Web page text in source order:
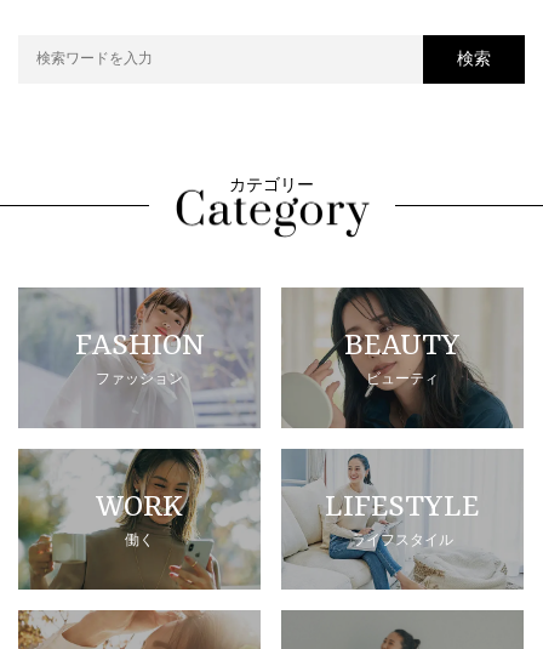
検索
カテゴリー
FASHION
ファッション
BEAUTY
ビューティ
WORK
働く
LIFESTYLE
ライフスタイル